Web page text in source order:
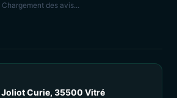
Chargement des avis...
Joliot Curie, 35500 Vitré